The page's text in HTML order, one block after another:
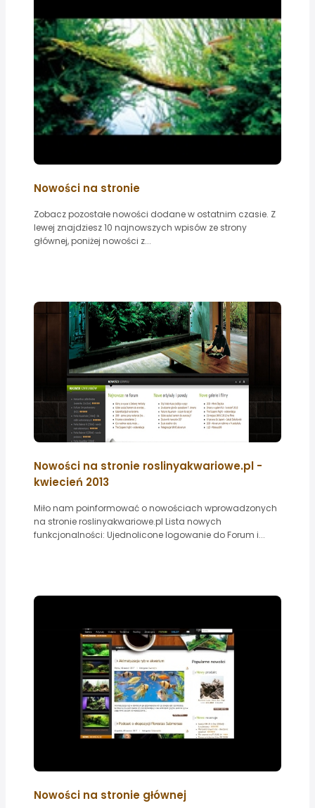
Nowości na stronie
Zobacz pozostałe nowości dodane w ostatnim czasie. Z
lewej znajdziesz 10 najnowszych wpisów ze strony
głównej, poniżej nowości z...
Nowości na stronie roslinyakwariowe.pl -
kwiecień 2013
Miło nam poinformować o nowościach wprowadzonych
na stronie roslinyakwariowe.pl Lista nowych
funkcjonalności: Ujednolicone logowanie do Forum i...
Nowości na stronie głównej